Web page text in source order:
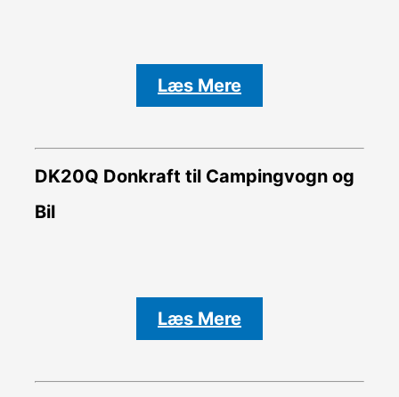
Læs Mere
DK20Q Donkraft til Campingvogn og
Bil
Læs Mere